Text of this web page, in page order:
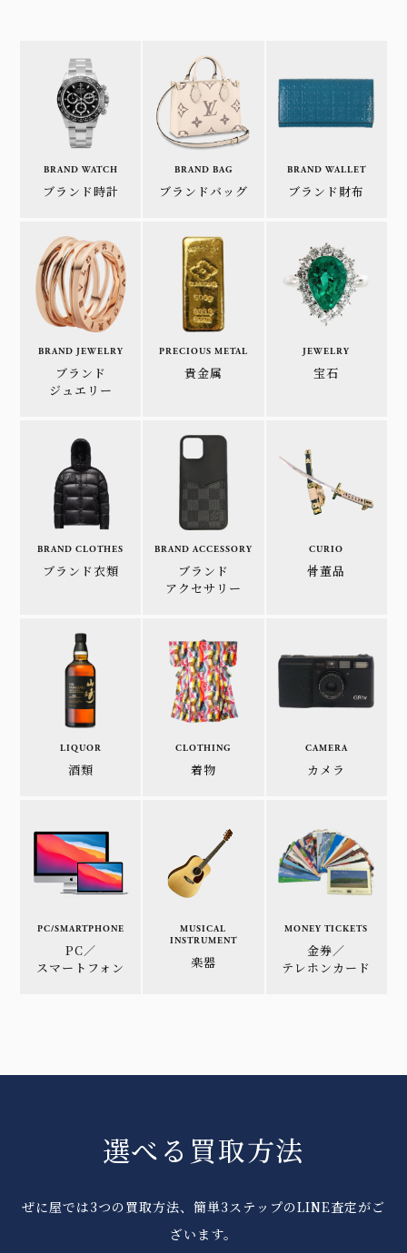
BRAND WATCH
ブランド時計
BRAND BAG
ブランドバッグ
BRAND WALLET
ブランド財布
BRAND JEWELRY
ブランド
ジュエリー
PRECIOUS METAL
貴金属
JEWELRY
宝石
BRAND CLOTHES
ブランド衣類
BRAND ACCESSORY
ブランド
アクセサリー
CURIO
骨董品
LIQUOR
酒類
CLOTHING
着物
CAMERA
カメラ
PC/SMARTPHONE
PC／
スマートフォン
MUSICAL
INSTRUMENT
楽器
MONEY TICKETS
金券／
テレホンカード
選べる買取方法
ぜに屋では3つの買取方法、簡単3ステップのLINE査定がご
ざいます。